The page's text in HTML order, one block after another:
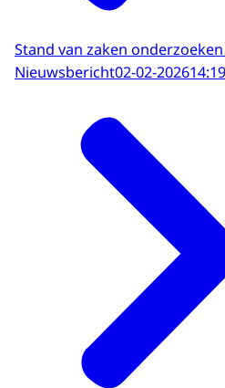
Stand van zaken
Nieuwsbericht02-02-202614:19